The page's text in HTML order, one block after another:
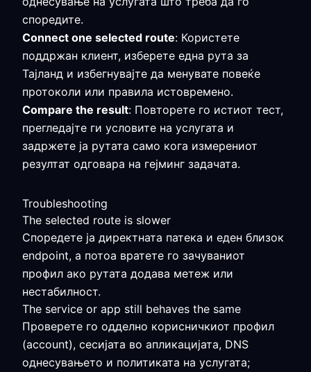
споредите.
Connect one selected route: Користете
поддржан клиент, изберете една рута за
Тајланд и избегнувајте да менувате повеќе
протоколи или правила истовремено.
Compare the result: Повторете го истиот тест,
прегледајте ги условите на услугата и
задржете ја рутата само кога измерениот
резултат одговара на гејминг задачата.
Troubleshooting
The selected route is slower
Споредете ја директната патека и еден близок
endpoint, а потоа вратете го зачуваниот
профил ако рутата додава метеж или
нестабилност.
The service or app still behaves the same
Проверете го одделно корисничкиот профил
(account), сесијата во апликацијата, DNS
однесувањето и политиката на услугата;